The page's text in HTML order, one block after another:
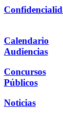
Calendario
Audiencias
Concursos
Públicos
Noticias